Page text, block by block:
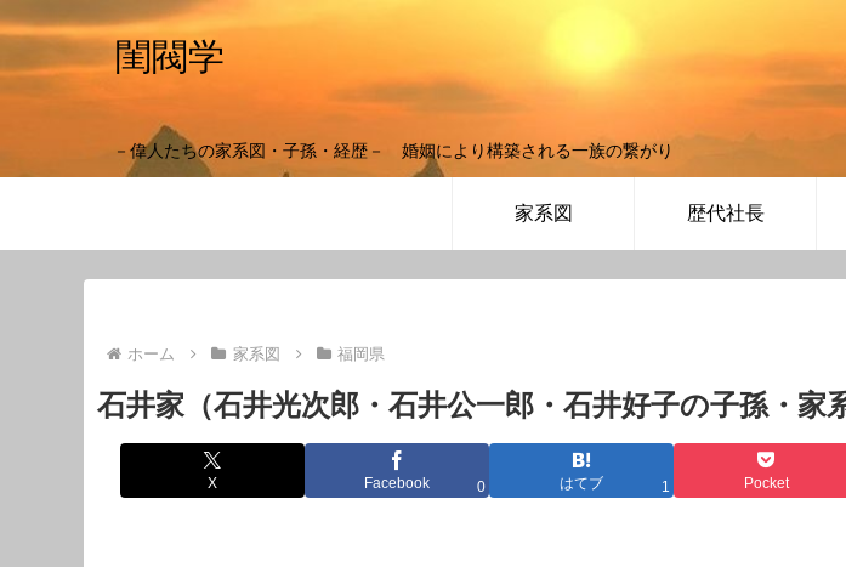
閨閥学
－偉人たちの家系図・子孫・経歴－ 婚姻により構築される一族の繋がり
家系図 歴代社長
ホーム 家系図 福岡県
石井家（石井光次郎・石井公一郎・石井好子の子孫・家
X Facebook 0 はてブ 1 Pocket